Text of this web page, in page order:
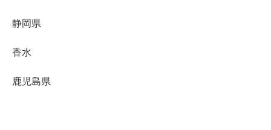
静岡県
香水
鹿児島県